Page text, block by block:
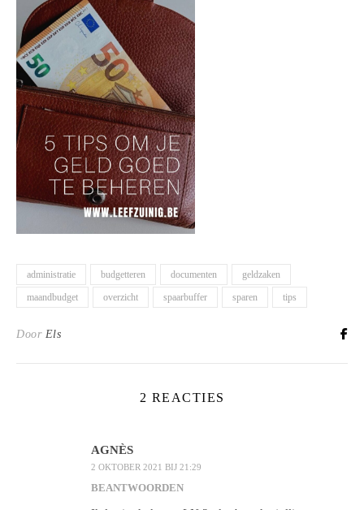
administratie budgetteren documenten
geldzaken
maandbudget
overzicht spaarbuffer sparen tips
Door Els
2 REACTIES
AGNÈS
2 OKTOBER 2021 BIJ 21:29
BEANTWOORDEN